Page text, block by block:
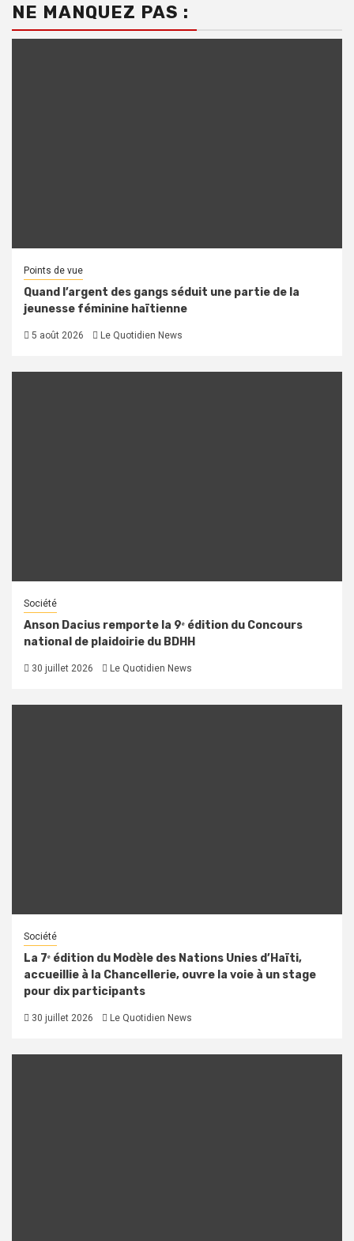
NE MANQUEZ PAS :
Points de vue
Quand l’argent des gangs séduit une partie de la
jeunesse féminine haïtienne
5 août 2026 Le Quotidien News
Société
Anson Dacius remporte la 9ᵉ édition du Concours
national de plaidoirie du BDHH
30 juillet 2026 Le Quotidien News
Société
La 7ᵉ édition du Modèle des Nations Unies d’Haïti,
accueillie à la Chancellerie, ouvre la voie à un stage
pour dix participants
30 juillet 2026 Le Quotidien News